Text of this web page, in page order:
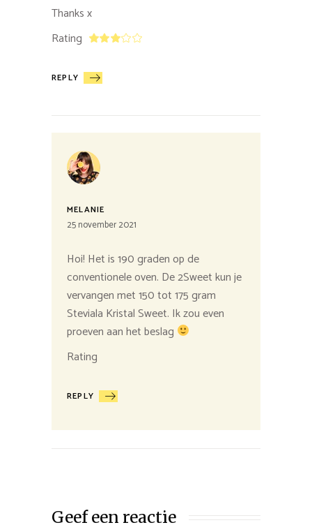
Thanks x
Rating
REPLY
MELANIE
25 november 2021
Hoi! Het is 190 graden op de
conventionele oven. De 2Sweet kun je
vervangen met 150 tot 175 gram
Steviala Kristal Sweet. Ik zou even
proeven aan het beslag
Rating
REPLY
Geef een reactie